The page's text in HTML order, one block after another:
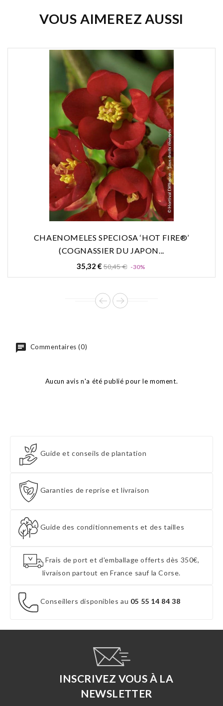
VOUS AIMEREZ AUSSI
CHAENOMELES SPECIOSA ‘HOT FIRE®’
(COGNASSIER DU JAPON...
35,32 €Prix
50,45 € -30%
Commentaires (0)
Aucun avis n'a été publié pour le moment.
Guide et conseils de plantation
Garanties de reprise et livraison
Guide des conditionnements et des tailles
Frais de port et d'emballage offerts dès 350€,
livraison partout en France sauf la Corse.
Conseillers disponibles au 05 55 14 84 38
INSCRIVEZ VOUS À LA
NEWSLETTER